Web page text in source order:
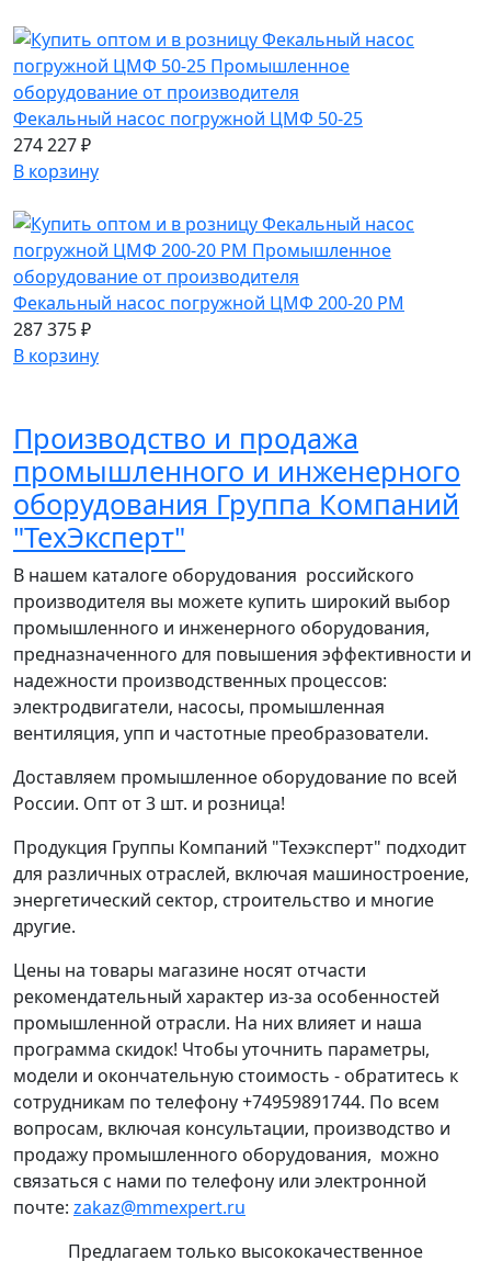
Фекальный насос погружной ЦМФ 50-25
274 227 ₽
В корзину
Фекальный насос погружной ЦМФ 200-20 РМ
287 375 ₽
В корзину
Производство и продажа
промышленного и инженерного
оборудования Группа Компаний
"ТехЭксперт"
В нашем каталоге оборудования российского
производителя вы можете купить широкий выбор
промышленного и инженерного оборудования,
предназначенного для повышения эффективности и
надежности производственных процессов:
электродвигатели, насосы, промышленная
вентиляция, упп и частотные преобразователи.
Доставляем промышленное оборудование по всей
России. Опт от 3 шт. и розница!
Продукция Группы Компаний "Техэксперт" подходит
для различных отраслей, включая машиностроение,
энергетический сектор, строительство и многие
другие.
Цены на товары магазине носят отчасти
рекомендательный характер из-за особенностей
промышленной отрасли. На них влияет и наша
программа скидок! Чтобы уточнить параметры,
модели и окончательную стоимость - обратитесь к
сотрудникам по телефону +74959891744. По всем
вопросам, включая консультации, производство и
продажу промышленного оборудования, можно
связаться с нами по телефону или электронной
почте: zakaz@mmexpert.ru
Предлагаем только высококачественное